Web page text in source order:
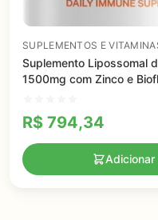
SUPLEMENTOS E
Suplemento Lipossomal
1500mg com Zinco e
R$ 794,34
Adicionar